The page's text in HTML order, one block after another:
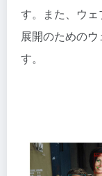
す。また、ウ
展開のための
す。